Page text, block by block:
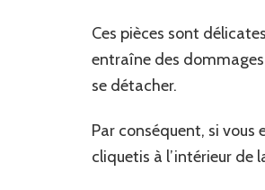
Ces pièces sont
entraîne des
se détacher.
Par conséquent, si
cliquetis à l’intérieur de